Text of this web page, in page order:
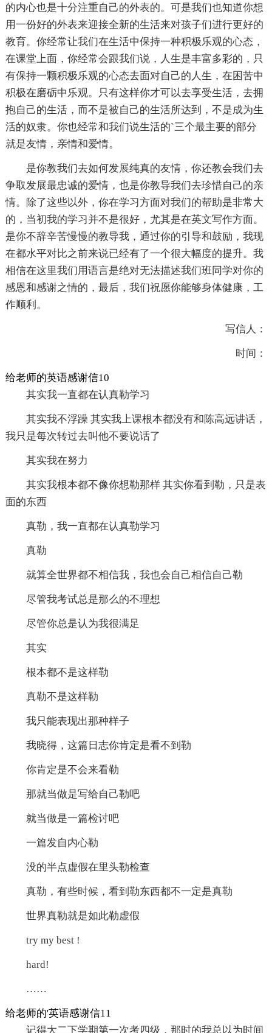
的内心也是十分注重自己的外表的。可是我们也知道你想
用一份好的外表来迎接全新的生活来对孩子们进行更好的
教育。你经常让我们在生活中保持一种积极乐观的心态，
在课堂上面，你经常会跟我们说，人生是丰富多彩的，只
有保持一颗积极乐观的心态去面对自己的人生，在困苦中
积极在磨砺中乐观。只有这样你才可以去享受生活，去拥
抱自己的生活，而不是被自己的生活所达到，不是成为生
活的奴隶。你也经常和我们说生活的`三个最主要的部分
就是友情，亲情和爱情。
是你教我们去如何发展纯真的友情，你还教会我们去
争取发展最忠诚的爱情，也是你教导我们去珍惜自己的亲
情。除了这些以外，你在学习方面对我们的帮助是非常大
的，当初我的学习并不是很好，尤其是在英文写作方面。
是你不辞辛苦慢慢的教导我，通过你的引导和鼓励，我现
在都水平对比之前来说已经有了一个很大幅度的提升。我
相信在这里我们用语言是绝对无法描述我们班同学对你的
感恩和感谢之情的，最后，我们祝愿你能够身体健康，工
作顺利。
写信人：
时间：
给老师的英语感谢信10
其实我一直都在认真勒学习
其实我不浮躁 其实我上课根本都没有和陈高远讲话，
我只是每次转过去叫他不要说话了
其实我在努力
其实我根本都不像你想勒那样 其实你看到勒，只是表
面的东西
真勒，我一直都在认真勒学习
真勒
就算全世界都不相信我，我也会自己相信自己勒
尽管我考试总是那么的不理想
尽管你总是认为我很满足
其实
根本都不是这样勒
真勒不是这样勒
我只能表现出那种样子
我晓得，这篇日志你肯定是看不到勒
你肯定是不会来看勒
那就当做是写给自己勒吧
就当做是一篇检讨吧
一篇发自内心勒
没的半点虚假在里头勒检查
真勒，有些时候，看到勒东西都不一定是真勒
世界真勒就是如此勒虚假
try my best !
hard!
……
给老师的'英语感谢信11
记得大二下学期第一次考四级，那时的我总以为时间